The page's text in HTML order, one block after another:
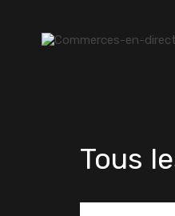
Tous